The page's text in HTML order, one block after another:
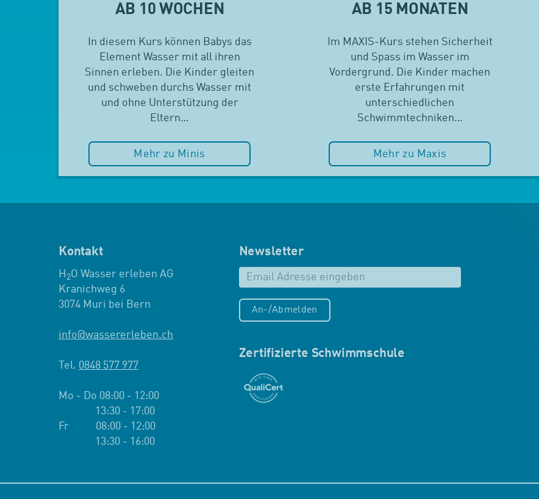
AB 10 WOCHEN
In diesem Kurs können Babys das
Element Wasser mit all ihren
Sinnen erleben. Die Kinder gleiten
und schweben durchs Wasser mit
und ohne Unterstützung der
Eltern…
Mehr zu Minis
AB 15 MONATEN
Im MAXIS-Kurs stehen Sicherheit
und Spass im Wasser im
Vordergrund. Die Kinder machen
erste Erfahrungen mit
unterschiedlichen
Schwimmtechniken…
Mehr zu Maxis
Kontakt
H 2O Wasser erleben AG
Kranichweg 6
3074 Muri bei Bern
info@wassererleben.ch
Tel. 0848 577 977
Mo - Do 08:00 - 12:00
13:30 - 17:00
Fr 08:00 - 12:00
13:30 - 16:00
Newsletter
An-/Abmelden
Zertifizierte Schwimmschule